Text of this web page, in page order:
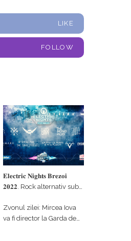
LIKE
FOLLOW
𝐄𝐥𝐞𝐜𝐭𝐫𝐢𝐜 𝐍𝐢𝐠𝐡𝐭𝐬 𝐁𝐫𝐞𝐳𝐨𝐢
𝟐𝟎𝟐𝟐. Rock alternativ sub
#𝐁𝐫𝐞𝐳𝐨𝐢𝐮𝐥𝐋𝐮𝐦𝐢𝐢
Zvonul zilei: Mircea Iova
va fi director la Garda de